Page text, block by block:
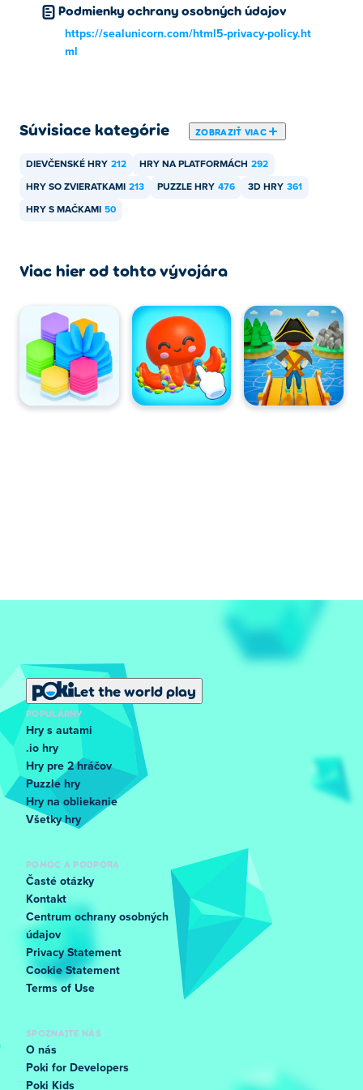
Ako môžem hrať Dual Cat zadarmo?
Dual Cat môžete hrať zadarmo na Poki.
Dual Cat je možné hrať na počítači a mobilných
zariadeniach, ako sú telefóny a tablety.
Podmienky ochrany osobných údajov
https://sealunicorn.com/html5-privacy-policy.ht
ml
Súvisiace kategórie ZOBRAZIŤ VIAC
DIEVČENSKÉ HRY 212 HRY NA PLATFORMÁCH 292
HRY SO ZVIERATKAMI 213 PUZZLE HRY 476 3D HRY 361
HRY S MAČKAMI 50
Viac hier od tohto vývojára
Let the world play
POPULÁRNY
Hry s autami
.io hry
Hry pre 2 hráčov
Puzzle hry
Hry na obliekanie
Všetky hry
POMOC A PODPORA
Časté otázky
Kontakt
Centrum ochrany osobných
údajov
Privacy Statement
Cookie Statement
Terms of Use
SPOZNAJTE NÁS
O nás
Poki for Developers
Poki Kids